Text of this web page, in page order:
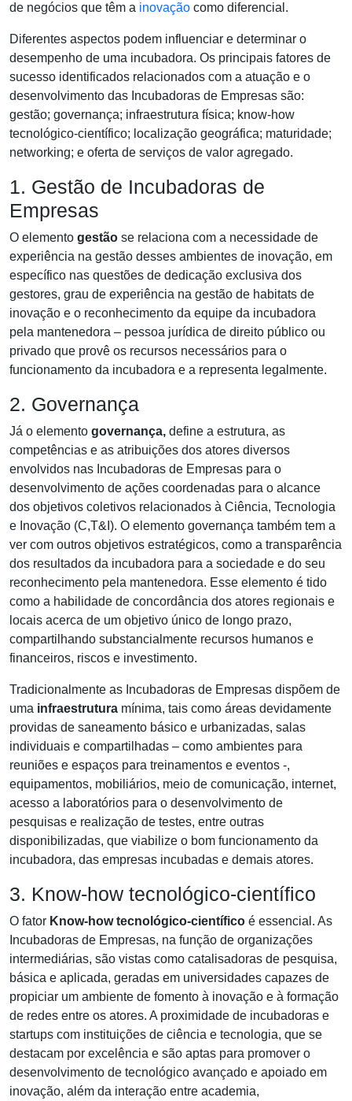
de negócios que têm a inovação como diferencial.
Diferentes aspectos podem influenciar e determinar o
desempenho de uma incubadora. Os principais fatores de
sucesso identificados relacionados com a atuação e o
desenvolvimento das Incubadoras de Empresas são:
gestão; governança; infraestrutura física; know-how
tecnológico-científico; localização geográfica; maturidade;
networking; e oferta de serviços de valor agregado.
1. Gestão de Incubadoras de
Empresas
O elemento gestão se relaciona com a necessidade de
experiência na gestão desses ambientes de inovação, em
específico nas questões de dedicação exclusiva dos
gestores, grau de experiência na gestão de habitats de
inovação e o reconhecimento da equipe da incubadora
pela mantenedora – pessoa jurídica de direito público ou
privado que provê os recursos necessários para o
funcionamento da incubadora e a representa legalmente.
2. Governança
Já o elemento governança, define a estrutura, as
competências e as atribuições dos atores diversos
envolvidos nas Incubadoras de Empresas para o
desenvolvimento de ações coordenadas para o alcance
dos objetivos coletivos relacionados à Ciência, Tecnologia
e Inovação (C,T&I). O elemento governança também tem a
ver com outros objetivos estratégicos, como a transparência
dos resultados da incubadora para a sociedade e do seu
reconhecimento pela mantenedora. Esse elemento é tido
como a habilidade de concordância dos atores regionais e
locais acerca de um objetivo único de longo prazo,
compartilhando substancialmente recursos humanos e
financeiros, riscos e investimento.
Tradicionalmente as Incubadoras de Empresas dispõem de
uma infraestrutura mínima, tais como áreas devidamente
providas de saneamento básico e urbanizadas, salas
individuais e compartilhadas – como ambientes para
reuniões e espaços para treinamentos e eventos -,
equipamentos, mobiliários, meio de comunicação, internet,
acesso a laboratórios para o desenvolvimento de
pesquisas e realização de testes, entre outras
disponibilizadas, que viabilize o bom funcionamento da
incubadora, das empresas incubadas e demais atores.
3. Know-how tecnológico-científico
O fator Know-how tecnológico-científico é essencial. As
Incubadoras de Empresas, na função de organizações
intermediárias, são vistas como catalisadoras de pesquisa,
básica e aplicada, geradas em universidades capazes de
propiciar um ambiente de fomento à inovação e à formação
de redes entre os atores. A proximidade de incubadoras e
startups com instituições de ciência e tecnologia, que se
destacam por excelência e são aptas para promover o
desenvolvimento de tecnológico avançado e apoiado em
inovação, além da interação entre academia,